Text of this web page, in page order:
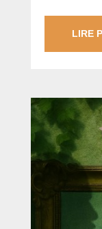
LIRE